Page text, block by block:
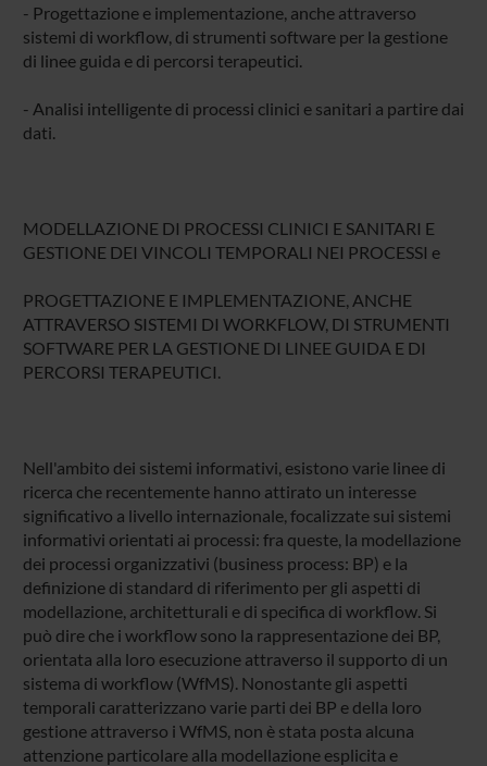
- Progettazione e implementazione, anche attraverso
sistemi di workflow, di strumenti software per la gestione
di linee guida e di percorsi terapeutici.
- Analisi intelligente di processi clinici e sanitari a partire dai
dati.
MODELLAZIONE DI PROCESSI CLINICI E SANITARI E
GESTIONE DEI VINCOLI TEMPORALI NEI PROCESSI e
PROGETTAZIONE E IMPLEMENTAZIONE, ANCHE
ATTRAVERSO SISTEMI DI WORKFLOW, DI STRUMENTI
SOFTWARE PER LA GESTIONE DI LINEE GUIDA E DI
PERCORSI TERAPEUTICI.
Nell'ambito dei sistemi informativi, esistono varie linee di
ricerca che recentemente hanno attirato un interesse
significativo a livello internazionale, focalizzate sui sistemi
informativi orientati ai processi: fra queste, la modellazione
dei processi organizzativi (business process: BP) e la
definizione di standard di riferimento per gli aspetti di
modellazione, architetturali e di specifica di workflow. Si
può dire che i workflow sono la rappresentazione dei BP,
orientata alla loro esecuzione attraverso il supporto di un
sistema di workflow (WfMS). Nonostante gli aspetti
temporali caratterizzano varie parti dei BP e della loro
gestione attraverso i WfMS, non è stata posta alcuna
attenzione particolare alla modellazione esplicita e